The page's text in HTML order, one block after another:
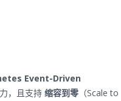
Event-Driven
，且支持 缩容到零 （Scale to